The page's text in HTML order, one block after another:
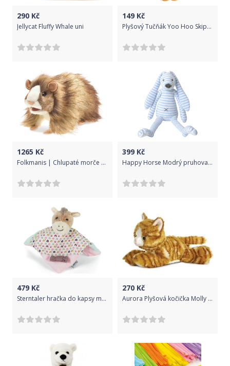
290 Kč
Jellycat Fluffy Whale uni
149 Kč
Plyšový Tučňák Yoo Hoo Skipee 15 cm
1265 Kč
Folkmanis | Chlupaté morče plyšák
399 Kč
Happy Horse Modrý pruhovaný králíček Reece no. 2 vel.40 cm
479 Kč
Sterntaler hračka do kapsy malá, nechrastící, 20 cm, koník Pauline 3202003
270 Kč
Aurora Plyšová kočička Molly - Flopsie (20,5 cm)